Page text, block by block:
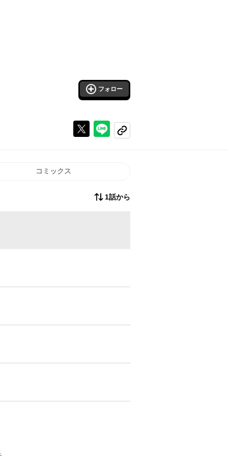
フォロー
Xで投稿するラインでシェアする
コピーする
コミックス
1話から